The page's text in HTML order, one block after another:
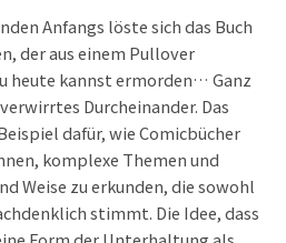
Anfangs löste sich das Buch
der aus einem Pullover
heute kannst ermorden… Ganz
Durcheinander. Das
dafür, wie Comicbücher
komplexe Themen und
Weise zu erkunden, die sowohl
stimmt. Die Idee, dass